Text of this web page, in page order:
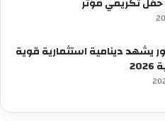
تكريمي مؤثر
يشهد دينامية استثمارية قوية